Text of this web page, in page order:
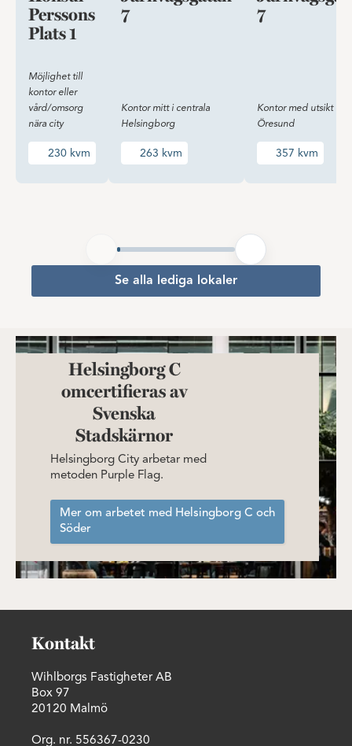
Perssons
Plats 1
Möjlighet till
kontor eller
vård/omsorg
nära city
230 kvm
7
Kontor mitt i centrala
Helsingborg
263 kvm
7
Kontor med utsikt
Öresund
357 kvm
Se alla lediga lokaler
Helsingborg C
omcertifieras av
Svenska
Stadskärnor
Helsingborg City arbetar med
metoden Purple Flag.
Mer om arbetet med Helsingborg C och
Söder
Kontakt
Wihlborgs Fastigheter AB
Box 97
20120 Malmö
Org. nr. 556367-0230